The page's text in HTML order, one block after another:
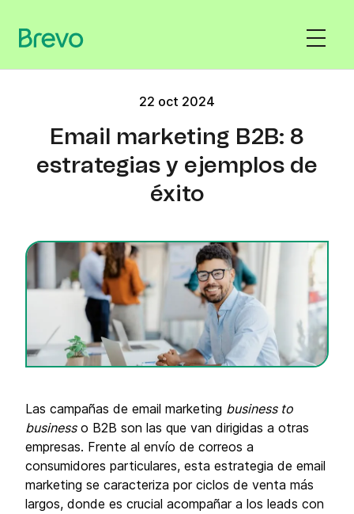
22 oct 2024
Email marketing B2B: 8
estrategias y ejemplos de
éxito
Las campañas de email marketing business to
businesso B2B son las que van dirigidas a otras
empresas. Frente al envío de correos a
consumidores particulares, esta estrategia de email
marketing se caracteriza por ciclos de venta más
largos, donde es crucial acompañar a los leads con